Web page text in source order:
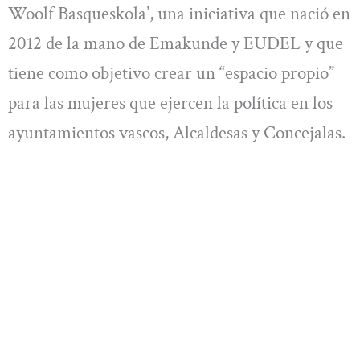
Woolf Basqueskola’, una iniciativa que nació en
2012 de la mano de Emakunde y EUDEL y que
tiene como objetivo crear un “espacio propio”
para las mujeres que ejercen la política en los
ayuntamientos vascos, Alcaldesas y Concejalas.